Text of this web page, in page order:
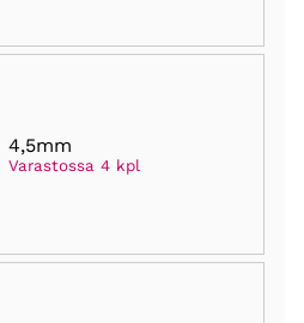
4,5mm
Varastossa 4 kpl